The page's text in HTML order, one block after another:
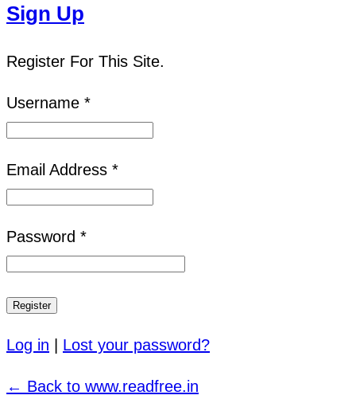
Sign Up
Register For This Site.
Username *
Email Address *
Password *
Log in | Lost your password?
← Back to www.readfree.in